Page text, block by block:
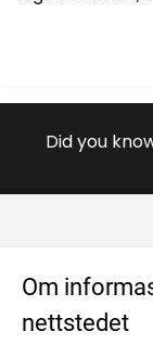
Did you
OM OSS
984996446
MENY
Om
nettstedet